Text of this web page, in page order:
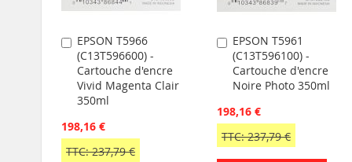
EPSON T5966
(C13T596600) -
Cartouche d'encre
Vivid Magenta Clair
350ml
198,16 €
TTC: 237,79 €
Ajouter
au
panier
EPSON T5961
(C13T596100) -
Cartouche d'encre
Noire Photo 350ml
198,16 €
TTC: 237,79 €
Ajouter
au
panier